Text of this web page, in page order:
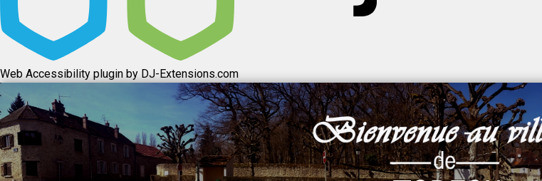
Web Accessibility plugin by DJ-Extensions.com